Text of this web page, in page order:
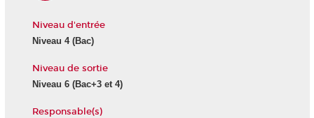
Niveau d'entrée
Niveau 4 (Bac)
Niveau de sortie
Niveau 6 (Bac+3 et 4)
Responsable(s)